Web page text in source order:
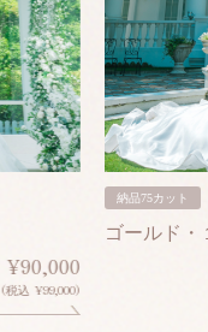
¥90,000
(税込 ¥99,000)
納品75カット
ゴールド・